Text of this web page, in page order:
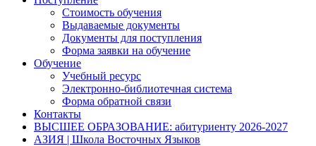
Стоимость обучения
Выдаваемые документы
Документы для поступления
Форма заявки на обучение
Обучение
Учебный ресурс
Электронно-библиотечная система
Форма обратной связи
Контакты
ВЫСШЕЕ ОБРАЗОВАНИЕ: абитуриенту 2026-2027
АЗИЯ | Школа Восточных Языков